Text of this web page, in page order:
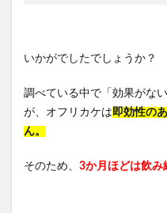
いかがでしたでしょうか？
調べている中で「効果がな
が、オフリカケは即効性の
ん。
そのため、 3か月ほどは飲み